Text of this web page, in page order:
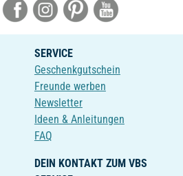
SERVICE
Geschenkgutschein
Freunde werben
Newsletter
Ideen & Anleitungen
FAQ
DEIN KONTAKT ZUM VBS